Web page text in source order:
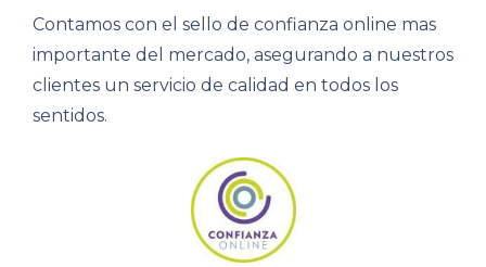
Contamos con el sello de confianza online mas
importante del mercado, asegurando a nuestros
clientes un servicio de calidad en todos los
sentidos.